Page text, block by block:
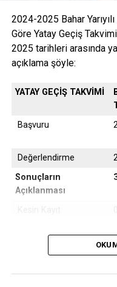
2024-2025 Bahar
Göre Yatay Geçiş
2025 tarihleri arasında
açıklama şöyle:
YATAY GEÇİŞ TAKVİMİ
Başvuru
Değerlendirme
Sonuçların
Açıklanması